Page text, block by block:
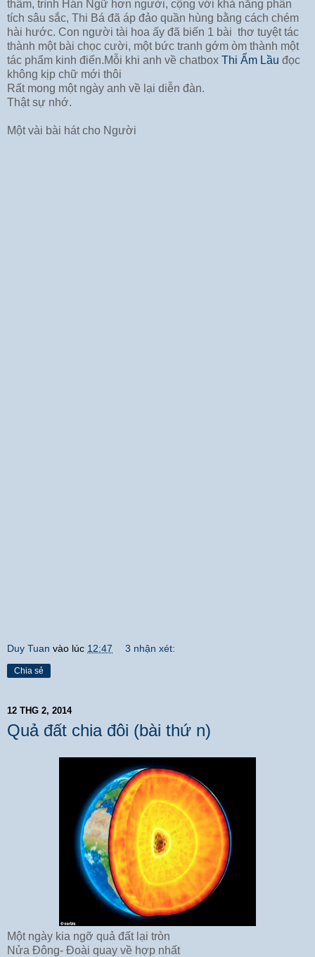
thâm, trình Hán Ngữ hơn người, cộng với khả năng phân
tích sâu sắc, Thi Bá đã áp đảo quần hùng bằng cách chém
hài hước. Con người tài hoa ấy đã biến 1 bài thơ tuyệt tác
thành một bài chọc cười, một bức tranh gớm òm thành một
tác phẩm kinh điển.Mỗi khi anh về chatbox Thi Ẩm Lầu đọc
không kịp chữ mới thôi
Rất mong một ngày anh về lại diễn đàn.
Thật sự nhớ.
Một vài bài hát cho Người
Duy Tuan vào lúc 12:47 3 nhận xét:
Chia sẻ
12 THG 2, 2014
Quả đất chia đôi (bài thứ n)
Một ngày kia ngỡ quả đất lại tròn
Nửa Đông- Đoài quay về hợp nhất